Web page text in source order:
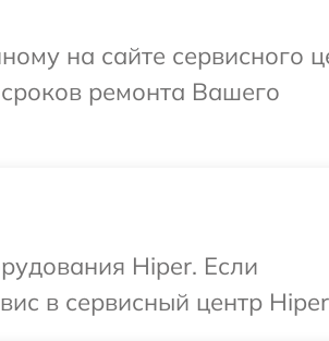
на сайте сервисного
ремонта Вашего
Hiper. Если
в сервисный центр